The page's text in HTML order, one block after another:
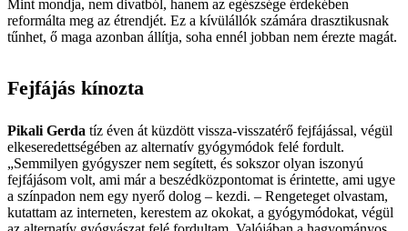
Mint mondja, nem divatból, hanem az egészsége érdekében
reformálta meg az étrendjét. Ez a kívülállók számára drasztikusnak
tűnhet, ő maga azonban állítja, soha ennél jobban nem érezte magát.
Fejfájás kínozta
Pikali Gerda tíz éven át küzdött vissza-visszatérő fejfájással, végül
elkeseredettségében az alternatív gyógymódok felé fordult.
„Semmilyen gyógyszer nem segített, és sokszor olyan iszonyú
fejfájásom volt, ami már a beszédközpontomat is érintette, ami ugye
a színpadon nem egy nyerő dolog – kezdi. – Rengeteget olvastam,
kutattam az interneten, kerestem az okokat, a gyógymódokat, végül